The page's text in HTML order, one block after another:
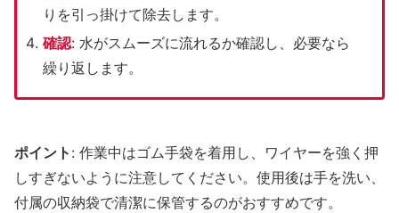
りを引っ掛けて除去します。
確認: 水がスムーズに流れるか確認し、必要なら
繰り返します。
ポイント : 作業中はゴム手袋を着用し、ワイヤーを強く押
しすぎないように注意してください。使用後は手を洗い、
付属の収納袋で清潔に保管するのがおすすめです。